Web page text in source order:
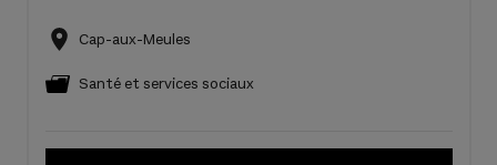
Cap-aux-Meules
Santé et services sociaux